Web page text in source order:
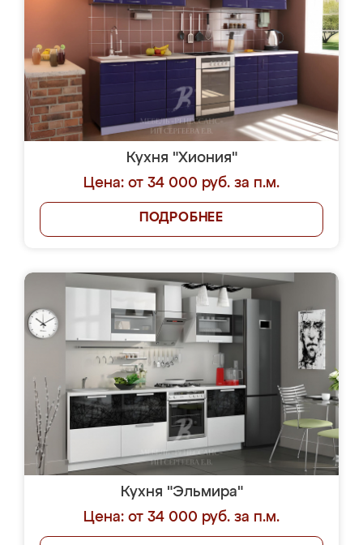
Кухня "Хиония"
Цена: от 34 000 руб. за п.м.
ПОДРОБНЕЕ
Кухня "Эльмира"
Цена: от 34 000 руб. за п.м.